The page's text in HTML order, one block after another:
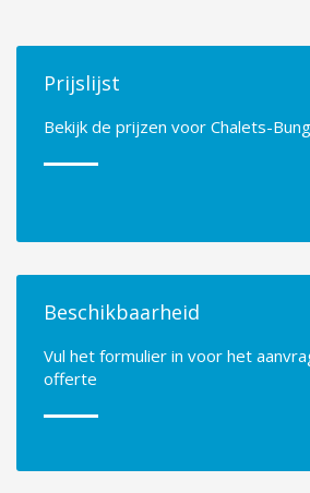
Prijslijst
Bekijk de prijzen voor Chalets-
Beschikbaarheid
Vul het formulier in voor het
offerte